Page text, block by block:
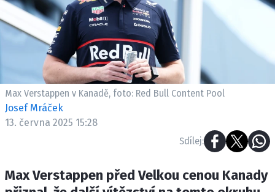
ROZHOVORY
OSTATNÍ
SLEDUJTE NÁS NA|
ETICKÝ KODEX
OSOBNÍ ÚDAJE / COOKIES
Max Verstappen v Kanadě, foto: Red Bull Content Pool
Josef Mráček
13. června 2025 15:28
Sdílej:
Max Verstappen před Velkou cenou Kanady